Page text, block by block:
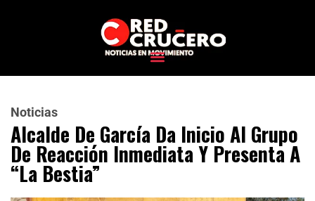
Noticias
Alcalde De García Da Inicio Al Grupo
De Reacción Inmediata Y Presenta A
“La Bestia”